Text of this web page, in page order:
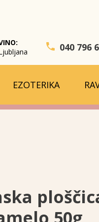
040 796
EZOTERIKA
50g